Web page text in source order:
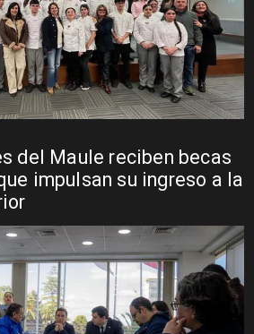
del Maule reciben becas
impulsan su ingreso a la